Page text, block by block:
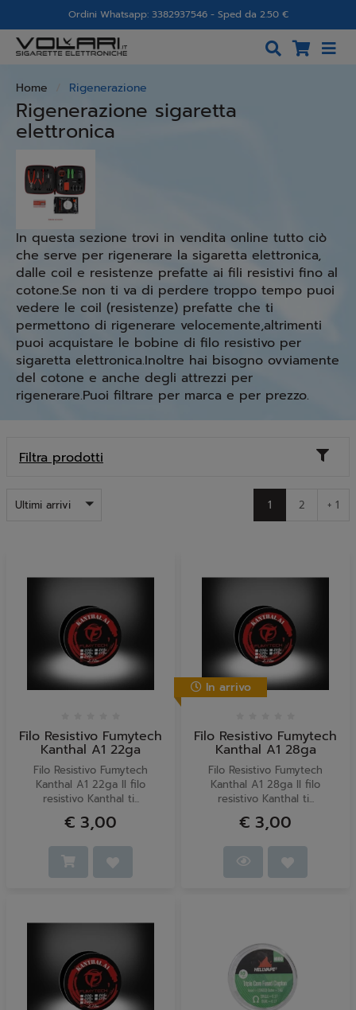
Ordini Whatsapp: 3382937546 - Sped da 2.50 €
Home Rigenerazione
Rigenerazione sigaretta
elettronica
In questa sezione trovi in vendita online tutto ciò
che serve per rigenerare la sigaretta elettronica,
dalle coil e resistenze prefatte ai fili resistivi fino al
cotone.Se non ti va di perdere troppo tempo puoi
vedere le coil (resistenze) prefatte che ti
permettono di rigenerare velocemente,altrimenti
puoi acquistare le bobine di filo resistivo per
sigaretta elettronica.Inoltre hai bisogno ovviamente
del cotone e anche degli attrezzi per
rigenerare.Puoi filtrare per marca e per prezzo.
Filtra prodotti
Ultimi arrivi 1 2 + 1
Filo Resistivo Fumytech
Kanthal A1 22ga
Filo Resistivo Fumytech
Kanthal A1 22ga Il filo
resistivo Kanthal ti...
€ 3,00
In arrivo
Filo Resistivo Fumytech
Kanthal A1 28ga
Filo Resistivo Fumytech
Kanthal A1 28ga Il filo
resistivo Kanthal ti...
€ 3,00